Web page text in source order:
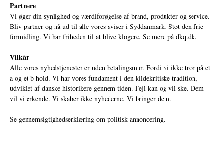
Partnere
Vi øger din synlighed og værdiforøgelse af brand, produkter og service.
Bliv partner og nå ud til alle vores aviser i Syddanmark. Støt den frie
formidling. Vi har friheden til at blive klogere. Se mere på dkq.dk.
Vilkår
Alle vores nyhedstjenester er uden betalingsmur. Fordi vi ikke tror på et
a og et b hold. Vi har vores fundament i den kildekritiske tradition,
udviklet af danske historikere gennem tiden. Fejl kan og vil ske. Dem
vil vi erkende. Vi skaber ikke nyhederne. Vi bringer dem.
Se gennemsigtighedserklæring om politisk annoncering.